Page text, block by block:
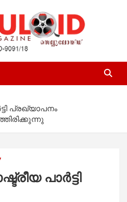
പ്രഖ്യാപനം
പാര്‍ട്ടി